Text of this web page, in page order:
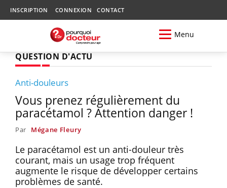
INSCRIPTION CONNEXION CONTACT
Menu
QUESTION D'ACTU
Anti-douleurs
Vous prenez régulièrement du
paracétamol ? Attention danger !
Par Mégane Fleury
Le paracétamol est un anti-douleur très
courant, mais un usage trop fréquent
augmente le risque de développer certains
problèmes de santé.